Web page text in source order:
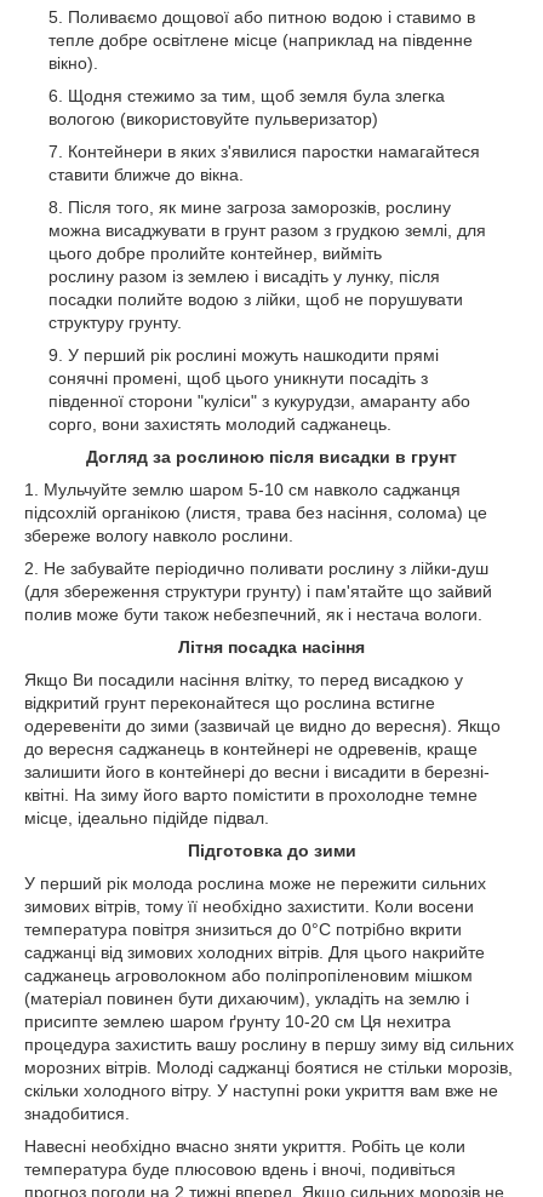
Поливаємо дощової або питною водою і ставимо в
тепле добре освітлене місце (наприклад на південне
вікно).
Щодня стежимо за тим, щоб земля була злегка
вологою (використовуйте пульверизатор)
Контейнери в яких з'явилися паростки намагайтеся
ставити ближче до вікна.
Після того, як мине загроза заморозків, рослину
можна висаджувати в грунт разом з грудкою землі, для
цього добре пролийте контейнер, вийміть
рослину разом із землею і висадіть у лунку, після
посадки полийте водою з лійки, щоб не порушувати
структуру грунту.
У перший рік рослині можуть нашкодити прямі
сонячні промені, щоб цього уникнути посадіть з
південної сторони "куліси" з кукурудзи, амаранту або
сорго, вони захистять молодий саджанець.
Догляд за рослиною після висадки в грунт
1. Мульчуйте землю шаром 5-10 см навколо саджанця
підсохлій органікою (листя, трава без насіння, солома) це
збереже вологу навколо рослини.
2. Не забувайте періодично поливати рослину з лійки-душ
(для збереження структури грунту) і пам'ятайте що зайвий
полив може бути також небезпечний, як і нестача вологи.
Літня посадка насіння
Якщо Ви посадили насіння влітку, то перед висадкою у
відкритий грунт переконайтеся що рослина встигне
одеревеніти до зими (зазвичай це видно до вересня). Якщо
до вересня саджанець в контейнері не одревенів, краще
залишити його в контейнері до весни і висадити в березні-
квітні. На зиму його варто помістити в прохолодне темне
місце, ідеально підійде підвал.
Підготовка до зими
У перший рік молода рослина може не пережити сильних
зимових вітрів, тому її необхідно захистити. Коли восени
температура повітря знизиться до 0°C потрібно вкрити
саджанці від зимових холодних вітрів. Для цього накрийте
саджанець агроволокном або поліпропіленовим мішком
(матеріал повинен бути дихаючим), укладіть на землю і
присипте землею шаром ґрунту 10-20 см Ця нехитра
процедура захистить вашу рослину в першу зиму від сильних
морозних вітрів. Молоді саджанці боятися не стільки морозів,
скільки холодного вітру. У наступні роки укриття вам вже не
знадобитися.
Навесні необхідно вчасно зняти укриття. Робіть це коли
температура буде плюсовою вдень і вночі, подивіться
прогноз погоди на 2 тижні вперед. Якщо сильних морозів не